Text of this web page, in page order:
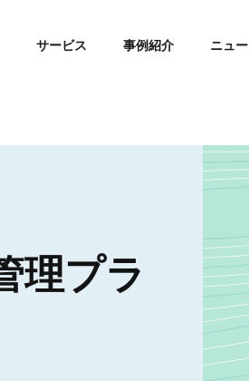
サービス 事例紹介 ニュ
理プラ